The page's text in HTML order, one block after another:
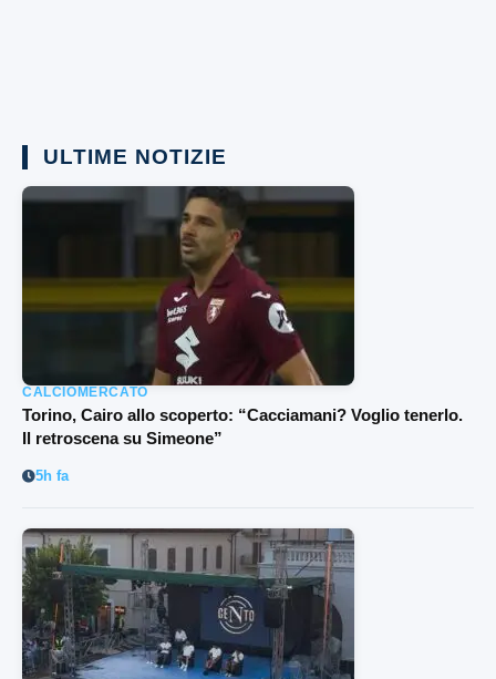
ULTIME NOTIZIE
CALCIOMERCATO
Torino, Cairo allo scoperto: “Cacciamani? Voglio tenerlo.
Il retroscena su Simeone”
5h fa